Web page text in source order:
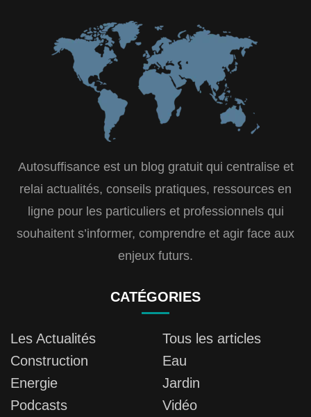
Autosuffisance est un blog gratuit qui centralise et
relai actualités, conseils pratiques, ressources en
ligne pour les particuliers et professionnels qui
souhaitent s’informer, comprendre et agir face aux
enjeux futurs.
CATÉGORIES
Les Actualités
Tous les articles
Construction
Eau
Energie
Jardin
Podcasts
Vidéo